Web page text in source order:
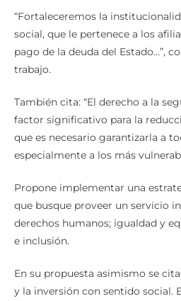
“Fortaleceremos la
social, que le pertenece a los
pago de la deuda del Estado…”,
trabajo.
También cita: “El derecho a la
factor significativo para la
que es necesario garantizarla a
especialmente a los más
Propone implementar una
que busque proveer un servicio
derechos humanos; igualdad y
e inclusión.
En su propuesta asimismo se
y la inversión con sentido social.